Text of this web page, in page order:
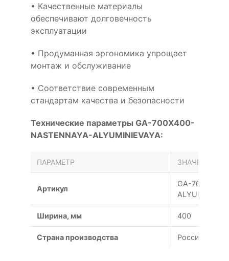
• Качественные материалы
обеспечивают долговечность
эксплуатации
• Продуманная эргономика упрощает
монтаж и обслуживание
• Соответствие современным
стандартам качества и безопасности
Технические параметры GA-700X400-
NASTENNAYA-ALYUMINIEVAYA:
ПАРАМЕТР ЗНАЧЕНИЕ
Артикул
GA-700X400-
Ширина, мм 400
Страна производства Россия